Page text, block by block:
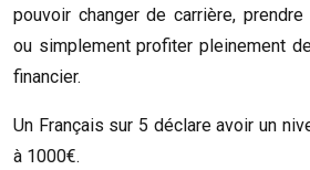
pouvoir changer de carrière,
ou simplement profiter pleinement
financier.
Un Français sur 5 déclare avoir un
à 1000€.